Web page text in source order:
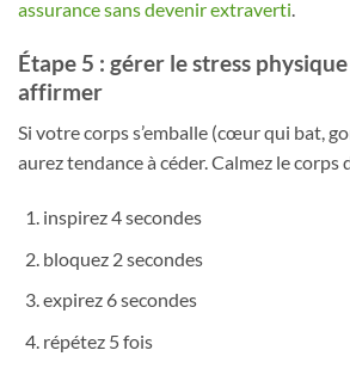
assurance sans devenir extraverti.
Étape 5 : gérer le stress
affirmer
Si votre corps s’emballe (cœur qui bat,
aurez tendance à céder. Calmez le corps
inspirez 4 secondes
bloquez 2 secondes
expirez 6 secondes
répétez 5 fois